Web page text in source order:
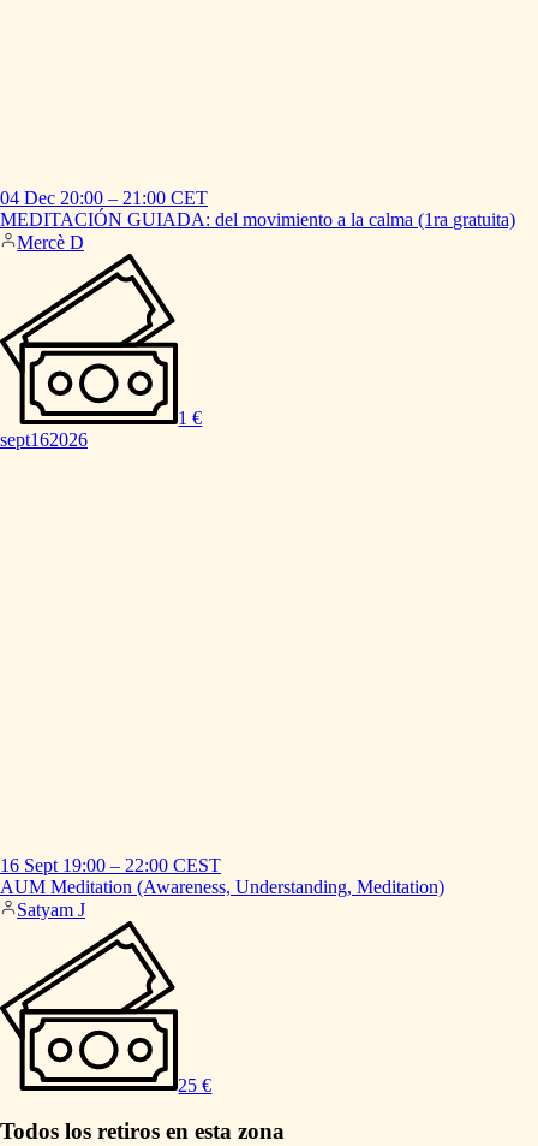
04 Dec 20:00 – 21:00 CET
MEDITACIÓN GUIADA: del movimiento a la calma (1ra gratuita)
Mercè D
1 €
sept162026
16 Sept 19:00 – 22:00 CEST
AUM Meditation (Awareness, Understanding, Meditation)
Satyam J
25 €
Todos los retiros en esta zona